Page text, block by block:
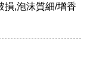
損,泡沫質細/增香